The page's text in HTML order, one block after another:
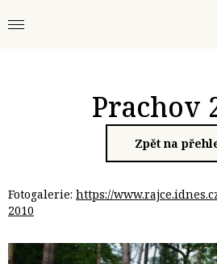
Zpět na
Prachov
Fotogalerie: https://
2010